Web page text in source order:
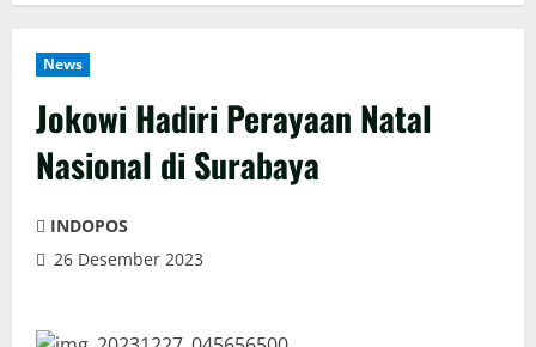
News
Jokowi Hadiri Perayaan Natal
Nasional di Surabaya
INDOPOS
26 Desember 2023